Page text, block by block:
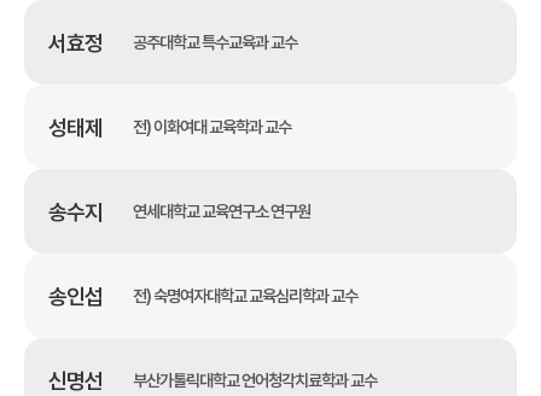
서효정 공주대학교 특수교육과 교수
성태제 전) 이화여대 교육학과 교수
송수지 연세대학교 교육연구소 연구원
송인섭 전) 숙명여자대학교 교육심리학과 교수
신명선 부산가톨릭대학교 언어청각치료학과 교수